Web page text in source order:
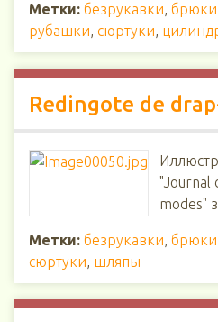
Метки: безрукавки, брюки
рубашки, сюртуки,
Redingote de
"Journal
modes"
Метки: безрукавки, брюки
сюртуки, шляпы